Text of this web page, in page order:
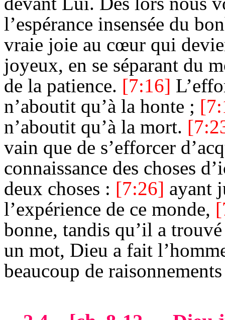
l’espérance insensée du
vraie joie au cœur qui
joyeux, en se séparant du
de la patience. [7:16]
n’aboutit qu’à la honte ;
n’aboutit qu’à la mort.
vain que de s’efforcer
connaissance des choses
deux choses : [7:26] ayant
l’expérience de ce monde,
bonne, tandis qu’il a
un mot, Dieu a fait
beaucoup de